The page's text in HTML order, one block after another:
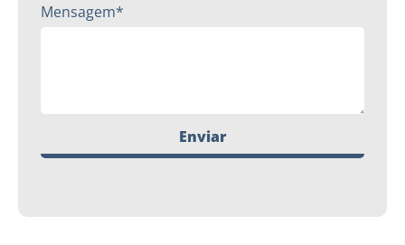
Mensagem*
Enviar